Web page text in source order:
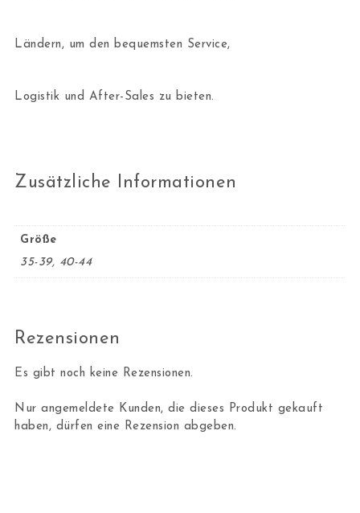
Ländern, um den bequemsten Service,
Logistik und After-Sales zu bieten.
Zusätzliche Informationen
Größe
35-39, 40-44
Rezensionen
Es gibt noch keine Rezensionen.
Nur angemeldete Kunden, die dieses Produkt gekauft
haben, dürfen eine Rezension abgeben.